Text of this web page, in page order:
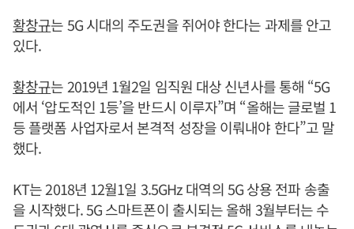
황창규는 5G 시대의 주도권을 쥐어야 한다는 과제를 안고
있다.
황창규는 2019년 1월2일 임직원 대상 신년사를 통해 “5G
에서 ‘압도적인 1등’을 반드시 이루자”며 “올해는 글로벌 1
등 플랫폼 사업자로서 본격적 성장을 이뤄내야 한다”고 말
했다.
KT는 2018년 12월1일 3.5GHz 대역의 5G 상용 전파 송출
을 시작했다. 5G 스마트폰이 출시되는 올해 3월부터는 수